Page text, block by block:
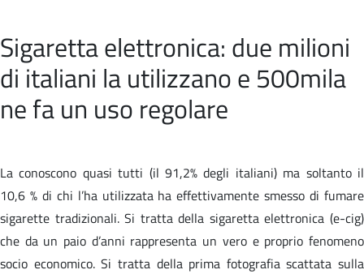
Sigaretta elettronica: due milioni
di italiani la utilizzano e 500mila
ne fa un uso regolare
La conoscono quasi tutti (il 91,2% degli italiani) ma soltanto il
10,6 % di chi l’ha utilizzata ha effettivamente smesso di fumare
sigarette tradizionali. Si tratta della sigaretta elettronica (e-cig)
che da un paio d’anni rappresenta un vero e proprio fenomeno
socio economico. Si tratta della prima fotografia scattata sulla